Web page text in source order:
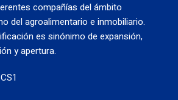
compañías del ámbito
del agroalimentario e inmobiliario.
es sinónimo de expansión,
y apertura.